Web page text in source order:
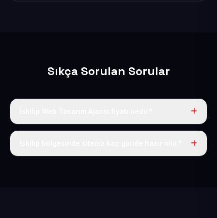
Sıkça Sorulan Sorular
Tek fiyat uygulanır: yıllık 50 USD + KDV. Bu bedele alan